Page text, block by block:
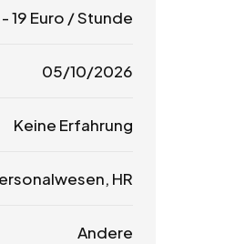
-19 Euro / Stunde
05/10/2026
Keine Erfahrung
HR
Andere